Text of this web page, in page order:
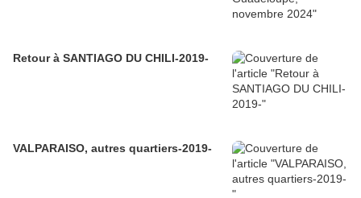
Retour à SANTIAGO DU CHILI-2019-
VALPARAISO, autres quartiers-2019-